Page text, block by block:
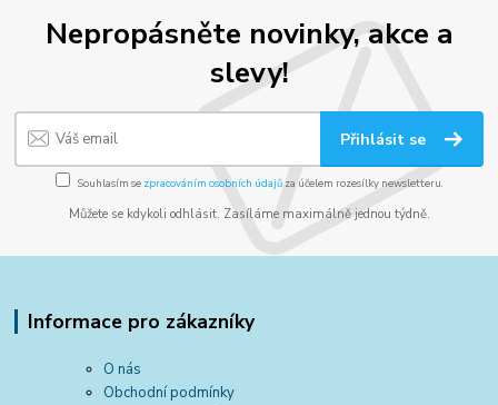
Nepropásněte novinky, akce a
slevy!
Přihlásit se
Souhlasím se zpracováním osobních údajůza účelem rozesílky newsletteru.
Můžete se kdykoli odhlásit. Zasíláme maximálně jednou týdně.
Informace pro zákazníky
O nás
Obchodní podmínky